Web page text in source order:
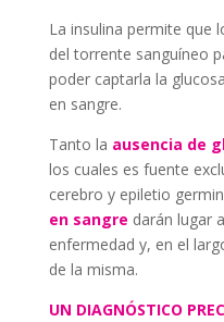
La insulina permite que
del torrente sanguíneo
poder captarla la
en sangre.
Tanto la ausencia de
los cuales es fuente
cerebro y epiletio
en sangre darán lugar
enfermedad y, en el
de la misma.
UN DIAGNÓSTICO